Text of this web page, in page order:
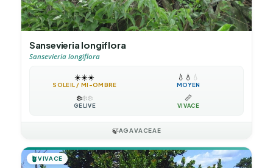
Sansevieria longiflora
Sansevieria longiflora
☀️☀️☀️
SOLEIL / MI-OMBRE
💧 💧 💧
MOYEN
❄️❄️❄️
GÉLIVE
📏
VIVACE
🍃AGAVACEAE
🪴VIVACE